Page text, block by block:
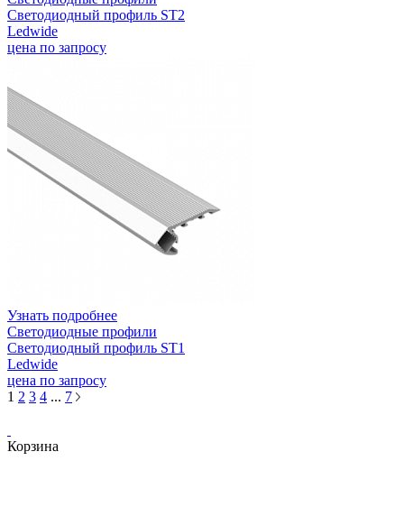
Светодиодный профиль ST2
Ledwide
цена по запросу
Узнать подробнее
Светодиодные профили
Светодиодный профиль ST1
Ledwide
цена по запросу
1 2 3 4 ... 7
Корзина